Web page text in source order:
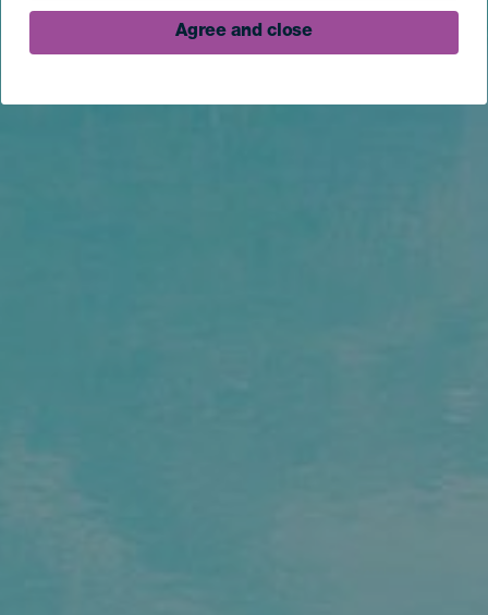
Agree and close